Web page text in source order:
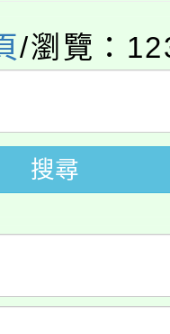
，桃園電
運動會8/
池舉行。
戶享有免
低收入戶
情可洽有
及科技
習
案入校路
育專業人
/瀏覽：
搜尋